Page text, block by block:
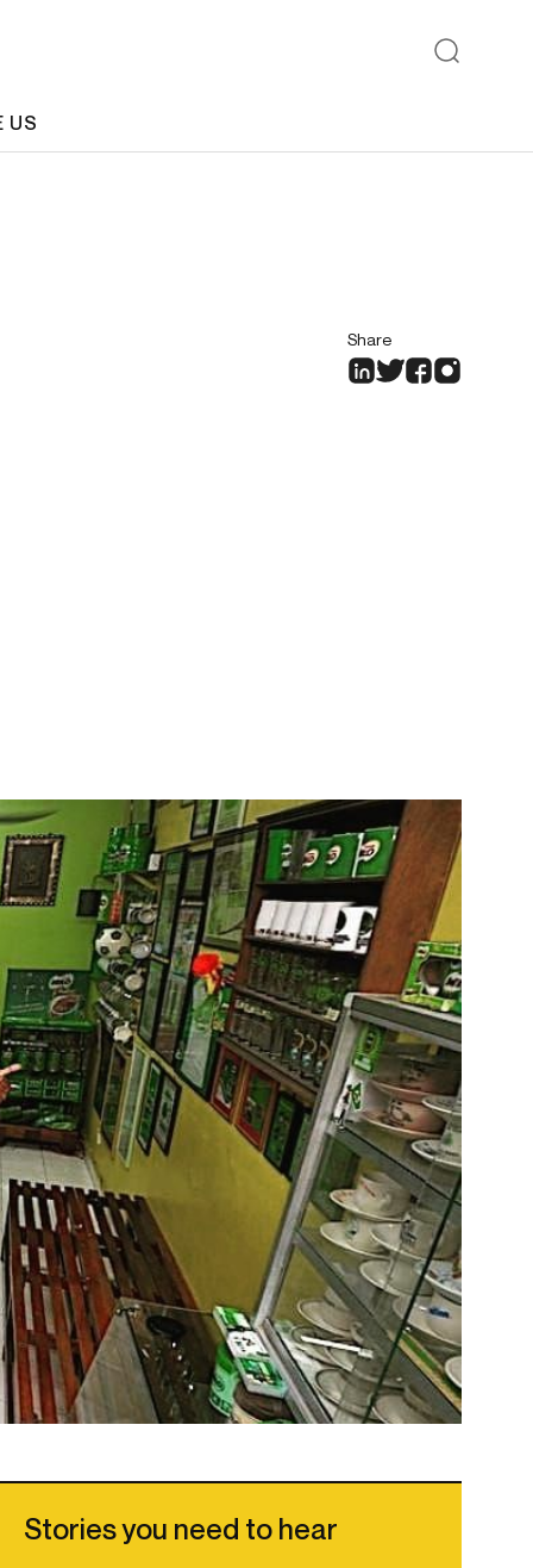
US
Share
Stories you need to hear